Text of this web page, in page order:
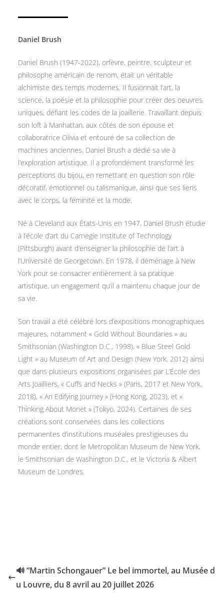
Daniel Brush
Daniel Brush (1947-2022), orfèvre, peintre, sculpteur et
philosophe américain de renom, était un véritable
alchimiste des temps modernes. Il fusionnait l’art, la
science, la poésie et la philosophie pour créer des oeuvres
uniques, défiant les codes de la joaillerie. Travaillant depuis
son loft à Manhattan, aux côtés de son épouse et
collaboratrice Olivia et entouré de sa collection de
machines anciennes, Daniel Brush a dédié sa vie à
l’exploration artistique. Il a profondément transformé les
perceptions du bijou, en remettant en question son rôle
décoratif, émotionnel ou talismanique, ainsi que ses liens
avec le corps, la féminité et la mode.
Né à Cleveland aux États-Unis en 1947, Daniel Brush étudie
à l’école d’art du Carnegie Institute of Technology
(Pittsburgh) avant d’enseigner la philosophie de l’art à
l’Université de Georgetown. En 1978, il déménage à New
York pour se consacrer entièrement à sa pratique
artistique, un engagement qu’il a maintenu chaque jour de
sa vie.
Son travail a été célébré lors d’expositions monographiques
majeures, notamment « Gold Without Boundaries » au
Smithsonian (Washington D.C., 1998), « Blue Steel Gold
Light » au Museum of Art and Design (New York, 2012) ainsi
que dans plusieurs expositions organisées par L’École des
Arts Joailliers, « Cuffs and Necks » (Paris, 2017 et New York,
2018), « An Edifying Journey » (Hong Kong, 2023), et «
Thinking About Monet » (Tokyo, 2024). Certaines de ses
créations sont conservées dans les collections
permanentes d’institutions muséales prestigieuses du
monde entier, dont le Metropolitan Museum de New York,
le Smithsonian de Washington D.C., et le Victoria & Albert
Museum de Londres.
🔊 “Martin Schongauer” Le bel immortel, au Musée d
u Louvre, du 8 avril au 20 juillet 2026